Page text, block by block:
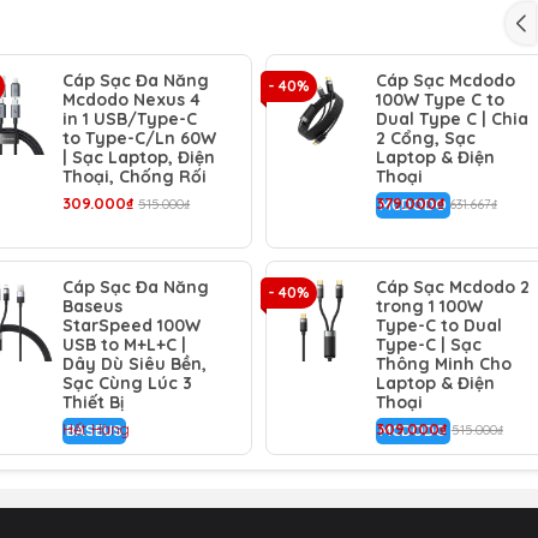
GÀNG TỨC THÌ: Cơ chế "Free2Draw" cải tiến cho phép bạn
kéo chỉ từ một phía. Đặc biệt, cáp có 4 nấc điều chỉnh độ
sạc hoàn hảo và giữ cho không gian xe hơi hay bàn làm
điểm nhấn công nghệ độc đáo với thiết kế hộp dây trong
bánh răng turbo kép tinh xảo bên trong. Một phụ kiện vừa
điện lên đến 3.5A và lõi đồng nguyên chất được gia cố, cáp
nhanh và dòng điện ổn định, đảm bảo an toàn cho thiết
chống rối.
Cáp Sạc Đa Năng
Mcdodo Nexus 4
in 1 USB/Type-C
to Type-C/Ln 60W
| Sạc Laptop, Điện
Thoại, Chống Rối
309.000₫ 515.000₫
- 40%
Cáp Sạc Mcdodo
100W Type C to
Dual Type C | Chia
2 Cổng, Sạc
Laptop & Điện
Thoại
379.000₫ 631.667₫
MCDODO
Cáp Sạc Đa Năng
Baseus
StarSpeed 100W
USB to M+L+C |
Dây Dù Siêu Bền,
Sạc Cùng Lúc 3
Thiết Bị
Hết Hàng
BASEUS
- 40%
Cáp Sạc Mcdodo 2
trong 1 100W
Type-C to Dual
Type-C | Sạc
Thông Minh Cho
Laptop & Điện
Thoại
309.000₫ 515.000₫
MCDODO